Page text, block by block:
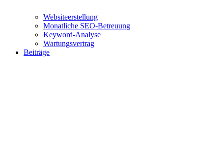
Websiteerstellung
Monatliche SEO-Betreuung
Keyword-Analyse
Wartungsvertrag
Beiträge